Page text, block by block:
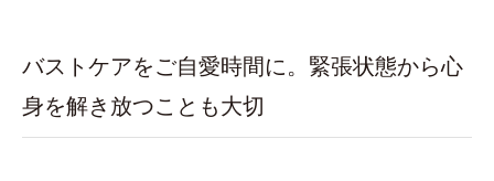
バストケアをご自愛時間に。緊張状態から心
身を解き放つことも大切